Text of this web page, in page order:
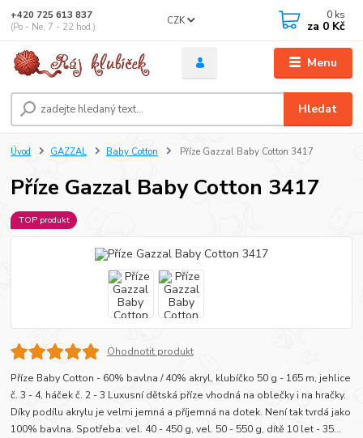
Menu
CZK
Hledat
+420 725 613 837
(Po - Ne, 7 - 22 hod.)
0 ks
za 0 Kč
Úvod GAZZAL Baby Cotton Příze Gazzal Baby Cotton 3417
Příze Gazzal Baby Cotton 3417
TOP produkt
Ohodnotit produkt
Příze Baby Cotton - 60% bavlna / 40% akryl, klubíčko 50 g - 165 m, jehlice
č. 3 - 4, háček č. 2 - 3 Luxusní dětská příze vhodná na oblečky i na hračky.
Díky podílu akrylu je velmi jemná a příjemná na dotek. Není tak tvrdá jako
100% bavlna. Spotřeba: vel. 40 - 450 g, vel. 50 - 550 g, dítě 10 let - 35...